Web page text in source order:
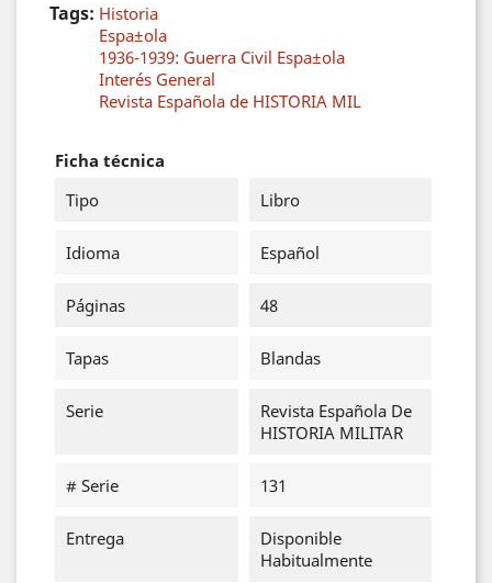
Tags: Historia
Espa±ola
1936-1939: Guerra Civil Espa±ola
Interés General
Revista Española de HISTORIA MIL
Ficha técnica
Tipo
Libro
Idioma Español
Páginas 48
Tapas Blandas
Serie
Revista Española De
HISTORIA MILITAR
# Serie 131
Entrega
Disponible
Habitualmente